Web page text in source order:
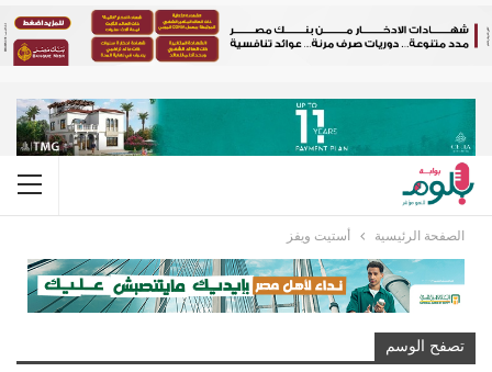
الصفحة الرئيسية أستيت ويفز
تصفح الوسم